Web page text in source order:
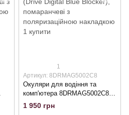
1
Артикул: 8DRMAG5002C8
Окуляри для водіння та
комп'ютера 8DRMAG5002C8
Magnetic-1 (Drive Digital Blue
Blocker), помаранчеві з
1 950 грн